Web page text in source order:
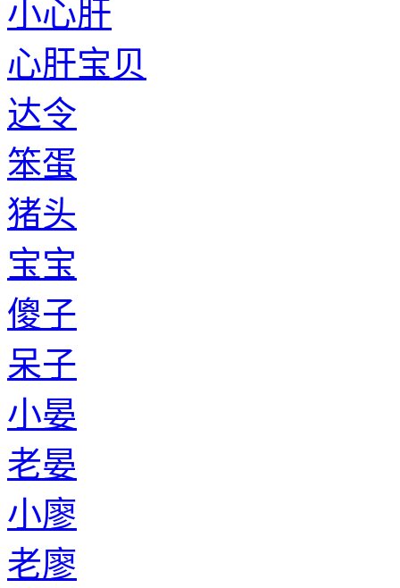
小心肝
心肝宝贝
达令
笨蛋
猪头
宝宝
傻子
呆子
小晏
老晏
小廖
老廖